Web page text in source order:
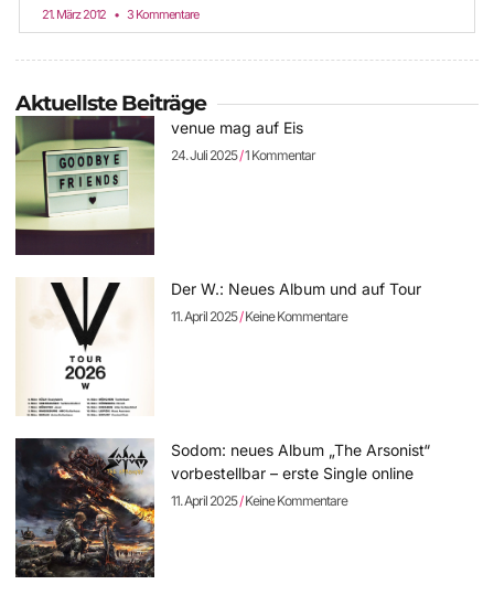
21. März 2012 3 Kommentare
Aktuellste Beiträge
venue mag auf Eis
24. Juli 2025 1 Kommentar
Der W.: Neues Album und auf Tour
11. April 2025 Keine Kommentare
Sodom: neues Album „The Arsonist“
vorbestellbar – erste Single online
11. April 2025 Keine Kommentare